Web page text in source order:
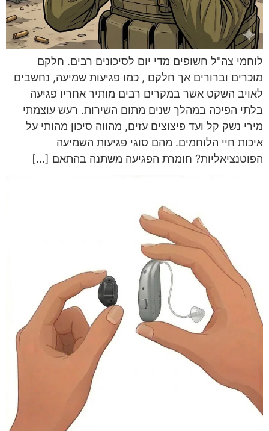
לוחמי צה"ל חשופים מדי יום לסיכונים רבים. חלקם
מוכרים וברורים אך חלקם , כמו פגיעות שמיעה, נחשבים
לאויב השקט אשר במקרים רבים מותיר אחריו פגיעה
בלתי הפיכה במהלך שנים מתום השירות. רעש עוצמתי
מירי נשק קל ועד פיצוצים עזים, מהווה סיכון מהותי על
איכות חיי הלוחמים. מהם סוגי פגיעות השמיעה
הפוטנציאליות? חומרת הפגיעה משתנה בהתאם […]